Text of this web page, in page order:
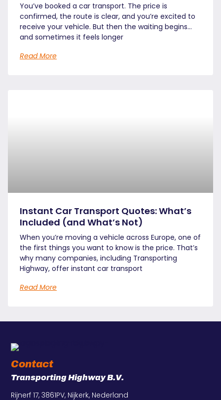
You’ve booked a car transport. The price is
confirmed, the route is clear, and you’re excited to
receive your vehicle. But then the waiting begins…
and sometimes it feels longer
Read More
Instant Car Transport Quotes: What’s
Included (and What’s Not)
When you’re moving a vehicle across Europe, one of
the first things you want to know is the price. That’s
why many companies, including Transporting
Highway, offer instant car transport
Read More
Contact
Transporting Highway B.V.
Rijnerf 17, 3861PV, Nijkerk, Nederland